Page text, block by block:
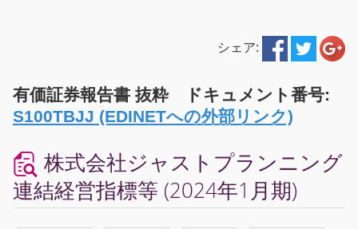
シェア:
有価証券報告書 抜粋 ドキュメント番号:
S100TBJJ (EDINETへの外部リンク)
株式会社ジャストプランニング
連結経営指標等 (2024年1月期)